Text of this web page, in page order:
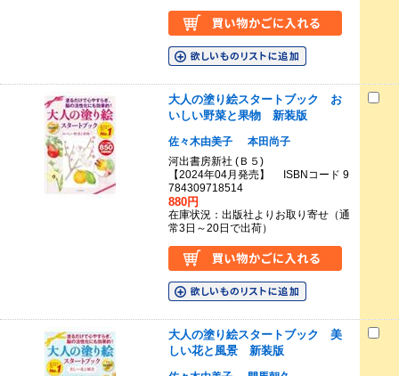
大人の塗り絵スタートブック お
いしい野菜と果物 新装版
佐々木由美子
本田尚子
河出書房新社 (Ｂ５)
【2024年04月発売】 ISBNコード 9
784309718514
880円
在庫状況：出版社よりお取り寄せ（通
常3日～20日で出荷）
大人の塗り絵スタートブック 美
しい花と風景 新装版